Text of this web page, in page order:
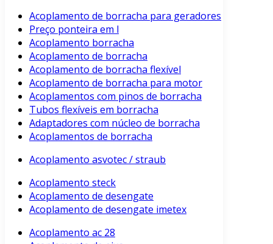
Acoplamento de borracha para geradores
Preço ponteira em l
Acoplamento borracha
Acoplamento de borracha
Acoplamento de borracha flexível
Acoplamento de borracha para motor
Acoplamentos com pinos de borracha
Tubos flexíveis em borracha
Adaptadores com núcleo de borracha
Acoplamentos de borracha
Acoplamento asvotec / straub
Acoplamento steck
Acoplamento de desengate
Acoplamento de desengate imetex
Acoplamento ac 28